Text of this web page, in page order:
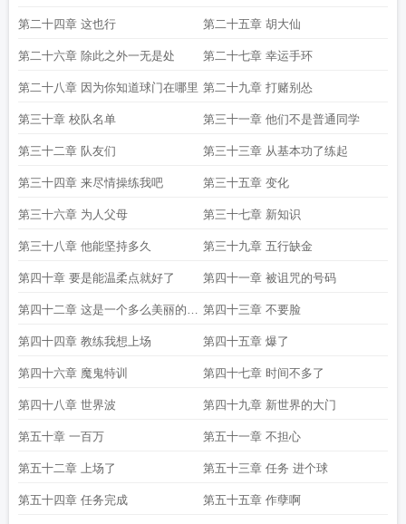
第二十四章 这也行 第二十五章 胡大仙
第二十六章 除此之外一无是处 第二十七章 幸运手环
第二十八章 因为你知道球门在哪里 第二十九章 打赌别怂
第三十章 校队名单 第三十一章 他们不是普通同学
第三十二章 队友们 第三十三章 从基本功了练起
第三十四章 来尽情操练我吧 第三十五章 变化
第三十六章 为人父母 第三十七章 新知识
第三十八章 他能坚持多久 第三十九章 五行缺金
第四十章 要是能温柔点就好了 第四十一章 被诅咒的号码
第四十二章 这是一个多么美丽的新
世界
第四十三章 不要脸
第四十四章 教练我想上场 第四十五章 爆了
第四十六章 魔鬼特训 第四十七章 时间不多了
第四十八章 世界波 第四十九章 新世界的大门
第五十章 一百万 第五十一章 不担心
第五十二章 上场了 第五十三章 任务 进个球
第五十四章 任务完成 第五十五章 作孽啊